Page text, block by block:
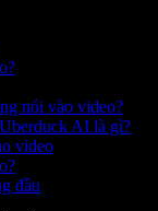
nói vào video?
AI là gì?
video
đầu